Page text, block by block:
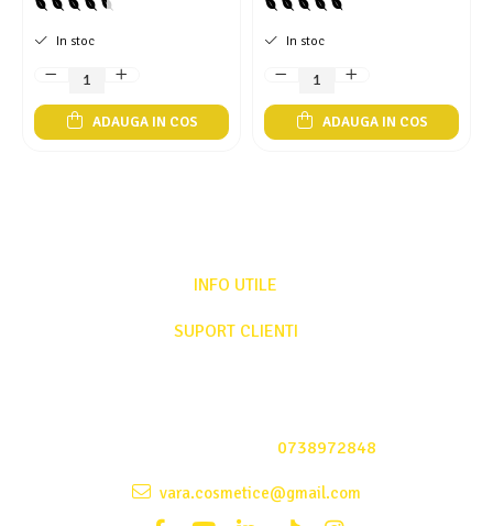
In stoc
ADAUGA IN COS
In stoc
ADAUGA IN COS
INFO UTILE
SUPORT CLIENTI
0738972848
vara.cosmetice@gmail.com